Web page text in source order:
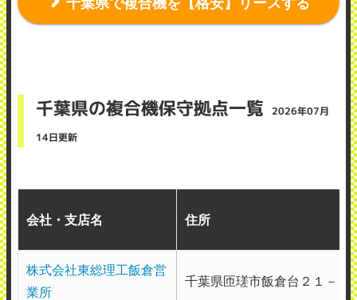
（業種：医療、介護、福祉）
使用メーカー：京セラ
地域：千葉県香取市
定期的にメンテナンスに来ていただいてお
千葉県の複合機保守拠点一覧
2026年07月
14日更新
会社・支店名 住所
株式会社東総理工飯倉営
業所
千葉県匝瑳市飯倉台２１－６